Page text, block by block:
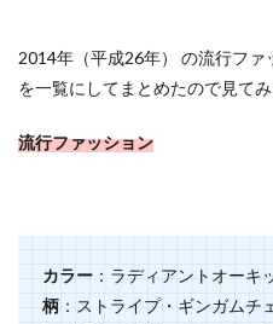
2014年（平成26年） の流行フ
を一覧にしてまとめたので見てみ
流行ファッション
カラー：ラディアントオーキ
柄：ストライプ・ギンガムチ